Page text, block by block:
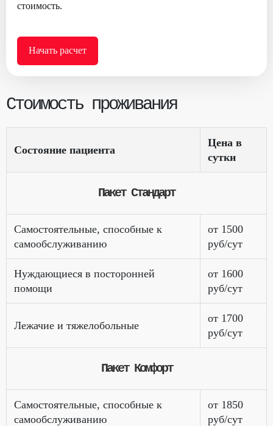
стоимость.
Начать расчет
Стоимость проживания
Состояние пациента
Цена в
сутки
Пакет Стандарт
Самостоятельные, способные к
самообслуживанию
от 1500
руб/сут
Нуждающиеся в посторонней
помощи
от 1600
руб/сут
Лежачие и тяжелобольные
от 1700
руб/сут
Пакет Комфорт
Самостоятельные, способные к
самообслуживанию
от 1850
руб/сут